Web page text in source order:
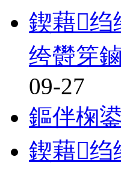
鍥藉绉
绔欎笌
09-27
鏂伴椈
鍥藉绉